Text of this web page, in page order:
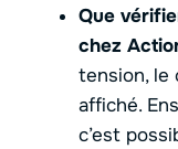
Que
chez
tension, le
affiché.
c’est